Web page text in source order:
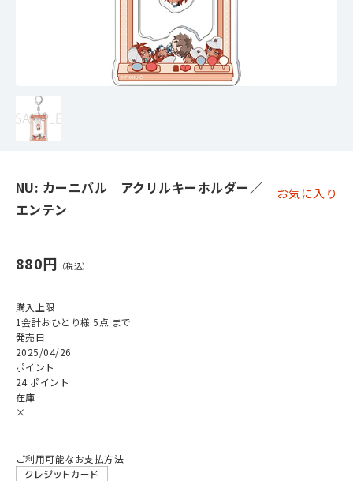
NU: カーニバル アクリルキーホルダー／
エンテン
お気に入り
880円
購入上限
1会計おひとり様 5点 まで
発売日
2025/04/26
ポイント
24 ポイント
在庫
×
ご利用可能なお支払方法